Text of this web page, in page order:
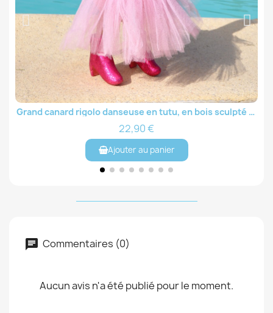
Aperçu rapide Grand canard rigolo danseuse en tutu, en bois sculpté WD082HS
22,90 €
Ajouter au panier
Commentaires (0)
Aucun avis n'a été publié pour le moment.